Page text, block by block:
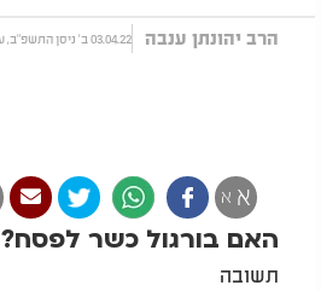
הרב יהונתן ענבה 03.04.22 ב' ניסן התשפ"ב, עודכן 22:53 19.03.25
א א
האם בורגול כשר לפסח?
תשובה